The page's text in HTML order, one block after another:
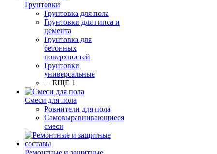
Грунтовки
Грунтовка для пола
Грунтовки для гипса и
цемента
Грунтовка для
бетонных
поверхностей
Грунтовки
универсальные
+ ЕЩЕ 1
Смеси для пола
Ровнители для пола
Самовыравнивающиеся
смеси
Ремонтные и защитные